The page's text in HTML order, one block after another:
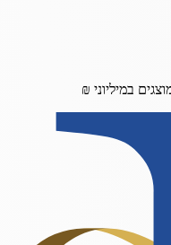
במיליוני ₪